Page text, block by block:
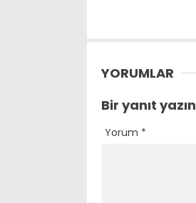
YORUMLAR
Bir yanıt yazın
Yorum *